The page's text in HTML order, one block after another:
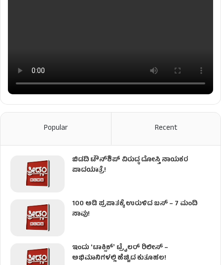
Popular Recent
ಬಿಡದಿ ಟೌನ್‌ಶಿಪ್‌ ವಿರುದ್ಧ ದೋಸ್ತಿ ನಾಯಕರ
ಪಾದಯಾತ್ರೆ!
100 ಅಡಿ ಪ್ರಪಾತಕ್ಕೆ ಉರುಳಿದ ಬಸ್‌ – 7 ಮಂದಿ
ಸಾವು!
ಇಂದು ʻಟಾಕ್ಸಿಕ್ʼ ಟ್ರೈಲರ್ ರಿಲೀಸ್‌ –
ಅಭಿಮಾನಿಗಳಲ್ಲಿ ಹೆಚ್ಚಿದ ಕುತೂಹಲ!